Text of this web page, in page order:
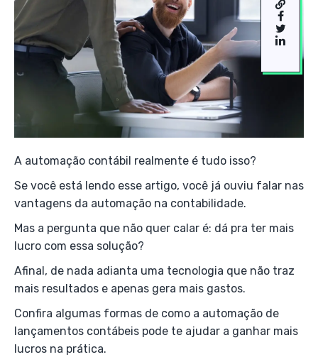
A automação contábil realmente é tudo isso?
Se você está lendo esse artigo, você já ouviu falar nas
vantagens da automação na contabilidade.
Mas a pergunta que não quer calar é: dá pra ter mais
lucro com essa solução?
Afinal, de nada adianta uma tecnologia que não traz
mais resultados e apenas gera mais gastos.
Confira algumas formas de como a automação de
lançamentos contábeis pode te ajudar a ganhar mais
lucros na prática.